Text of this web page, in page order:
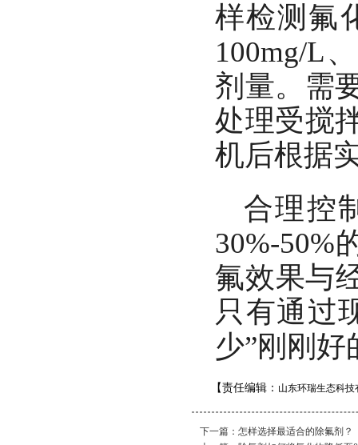
样检测氟
100mg/L
剂量。需
处理受搅
机后根据
合理控
30%-50%
氟效果与
只有通过
少”刚刚
【责任编辑： 山东环瑞生态科技
下一篇： 怎样选择最适合的除氟剂？